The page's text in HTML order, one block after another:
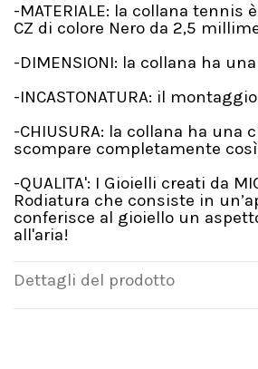
-MATERIALE: la collana
CZ di colore Nero da 2,5
-DIMENSIONI: la collana ha
-INCASTONATURA: il
-CHIUSURA: la collana ha
scompare completamente
-QUALITA': I Gioielli creati da
Rodiatura che consiste in
conferisce al gioiello un
all'aria!
Dettagli del prodotto